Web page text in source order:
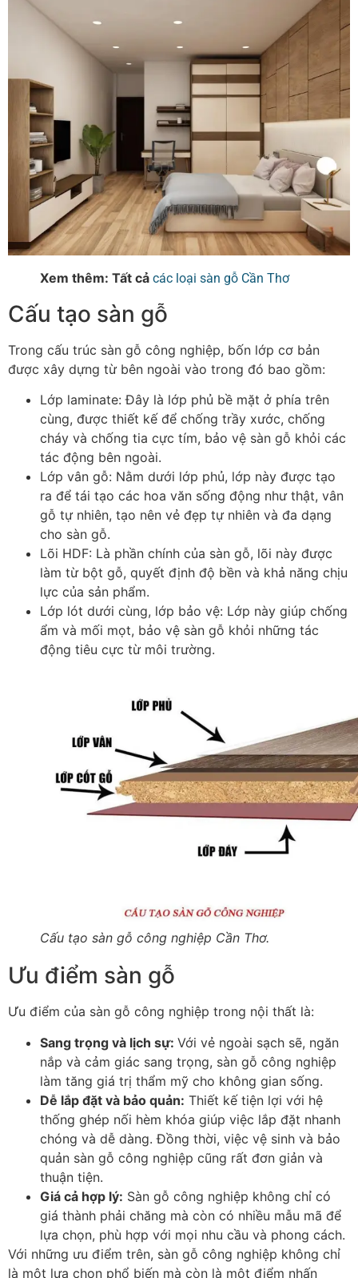
Xem thêm: Tất cả các loại sàn gỗ Cần Thơ
Cấu tạo sàn gỗ
Trong cấu trúc sàn gỗ công nghiệp, bốn lớp cơ bản
được xây dựng từ bên ngoài vào trong đó bao gồm:
Lớp laminate: Đây là lớp phủ bề mặt ở phía trên
cùng, được thiết kế để chống trầy xước, chống
cháy và chống tia cực tím, bảo vệ sàn gỗ khỏi các
tác động bên ngoài.
Lớp vân gỗ: Nằm dưới lớp phủ, lớp này được tạo
ra để tái tạo các hoa văn sống động như thật, vân
gỗ tự nhiên, tạo nên vẻ đẹp tự nhiên và đa dạng
cho sàn gỗ.
Lõi HDF: Là phần chính của sàn gỗ, lõi này được
làm từ bột gỗ, quyết định độ bền và khả năng chịu
lực của sản phẩm.
Lớp lót dưới cùng, lớp bảo vệ: Lớp này giúp chống
ẩm và mối mọt, bảo vệ sàn gỗ khỏi những tác
động tiêu cực từ môi trường.
Cấu tạo sàn gỗ công nghiệp Cần Thơ.
Ưu điểm sàn gỗ
Ưu điểm của sàn gỗ công nghiệp trong nội thất là:
Sang trọng và lịch sự: Với vẻ ngoài sạch sẽ, ngăn
nắp và cảm giác sang trọng, sàn gỗ công nghiệp
làm tăng giá trị thẩm mỹ cho không gian sống.
Dễ lắp đặt và bảo quản: Thiết kế tiện lợi với hệ
thống ghép nối hèm khóa giúp việc lắp đặt nhanh
chóng và dễ dàng. Đồng thời, việc vệ sinh và bảo
quản sàn gỗ công nghiệp cũng rất đơn giản và
thuận tiện.
Giá cả hợp lý: Sàn gỗ công nghiệp không chỉ có
giá thành phải chăng mà còn có nhiều mẫu mã để
lựa chọn, phù hợp với mọi nhu cầu và phong cách.
Với những ưu điểm trên, sàn gỗ công nghiệp không chỉ
là một lựa chọn phổ biến mà còn là một điểm nhấn